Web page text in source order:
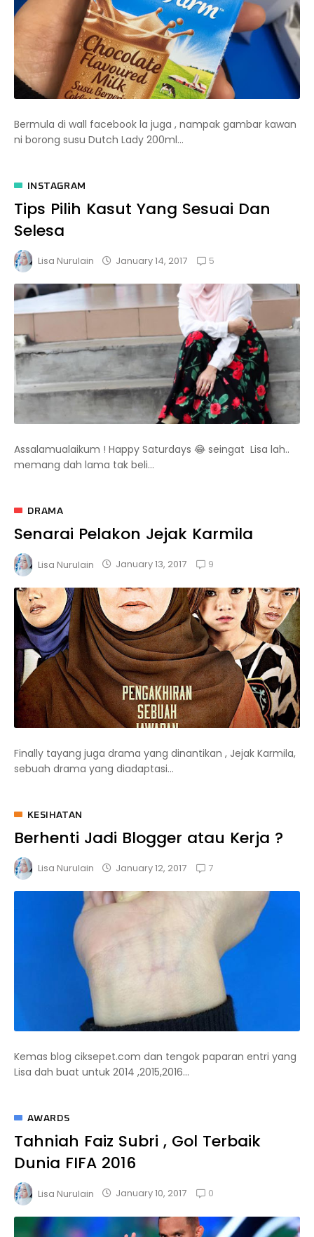
Bermula di wall facebook la juga , nampak gambar kawan
ni borong susu Dutch Lady 200ml...
INSTAGRAM
Tips Pilih Kasut Yang Sesuai Dan
Selesa
Lisa Nurulain January 14, 2017 5
Assalamualaikum ! Happy Saturdays 😂 seingat Lisa lah..
memang dah lama tak beli...
DRAMA
Senarai Pelakon Jejak Karmila
Lisa Nurulain January 13, 2017 9
Finally tayang juga drama yang dinantikan , Jejak Karmila,
sebuah drama yang diadaptasi...
KESIHATAN
Berhenti Jadi Blogger atau Kerja ?
Lisa Nurulain January 12, 2017 7
Kemas blog ciksepet.com dan tengok paparan entri yang
Lisa dah buat untuk 2014 ,2015,2016...
AWARDS
Tahniah Faiz Subri , Gol Terbaik
Dunia FIFA 2016
Lisa Nurulain January 10, 2017 0